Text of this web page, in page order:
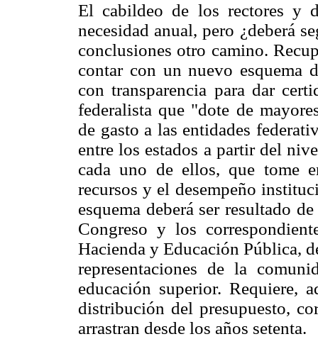
El cabildeo de los rectores y
necesidad anual, pero ¿deberá
conclusiones otro camino.
contar con un nuevo esquema
con transparencia para dar
federalista que "dote de
de gasto a las entidades
entre los estados a partir del
cada uno de ellos, que tome
recursos y el desempeño
esquema deberá ser resultado
Congreso y los
Hacienda y Educación Pública,
representaciones de la
educación superior. Requiere,
distribución del presupuesto,
arrastran desde los años setenta.